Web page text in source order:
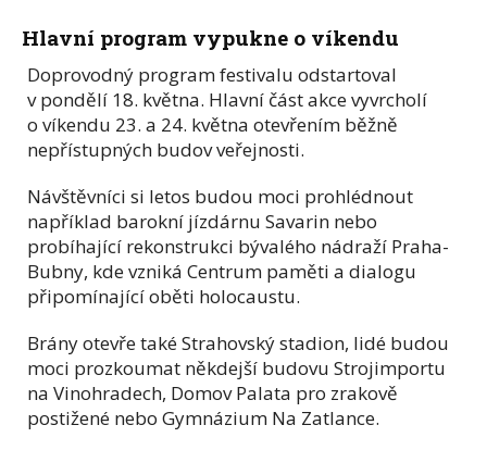
Hlavní program vypukne o víkendu
Doprovodný program festivalu odstartoval
v pondělí 18. května. Hlavní část akce vyvrcholí
o víkendu 23. a 24. května otevřením běžně
nepřístupných budov veřejnosti.
Návštěvníci si letos budou moci prohlédnout
například barokní jízdárnu Savarin nebo
probíhající rekonstrukci bývalého nádraží Praha-
Bubny, kde vzniká Centrum paměti a dialogu
připomínající oběti holocaustu.
Brány otevře také Strahovský stadion, lidé budou
moci prozkoumat někdejší budovu Strojimportu
na Vinohradech, Domov Palata pro zrakově
postižené nebo Gymnázium Na Zatlance.